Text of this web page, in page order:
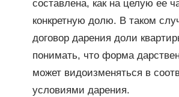
составлена, как на целую ее
конкретную долю. В таком
договор дарения доли
понимать, что форма
может видоизменяться в
условиями дарения.